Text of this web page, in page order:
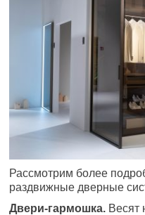
Рассмотрим более
раздвижные дверные
Двери-гармошка. Весят